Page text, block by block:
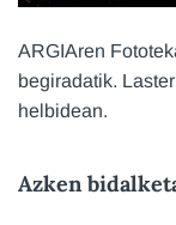
ARGIAren
begiradatik.
helbidean.
Azken